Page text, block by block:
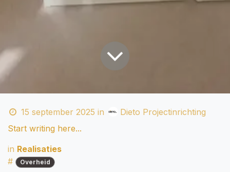
15 september 2025 in
Dieto Projectinrichting
Start writing here...
in Realisaties
#
Overheid